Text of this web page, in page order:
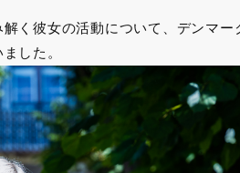
く彼女の活動について、デンマー
した。